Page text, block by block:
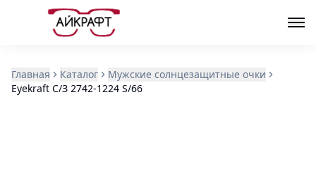
Главная Каталог
Мужские солнцезащитные очки
Eyekraft С/З 2742-1224 S/66